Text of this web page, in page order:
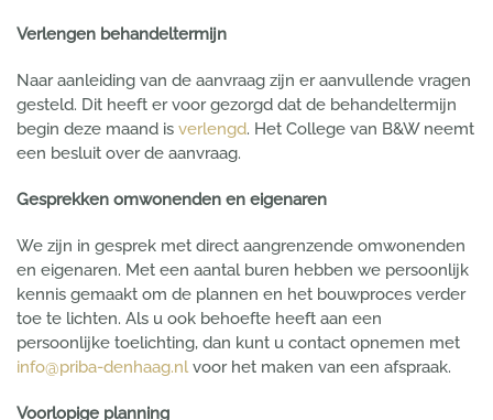
Verlengen behandeltermijn
Naar aanleiding van de aanvraag zijn er aanvullende vragen
gesteld. Dit heeft er voor gezorgd dat de behandeltermijn
begin deze maand is verlengd. Het College van B&W neemt
een besluit over de aanvraag.
Gesprekken omwonenden en eigenaren
We zijn in gesprek met direct aangrenzende omwonenden
en eigenaren. Met een aantal buren hebben we persoonlijk
kennis gemaakt om de plannen en het bouwproces verder
toe te lichten. Als u ook behoefte heeft aan een
persoonlijke toelichting, dan kunt u contact opnemen met
info@priba-denhaag.nlvoor het maken van een afspraak.
Voorlopige planning